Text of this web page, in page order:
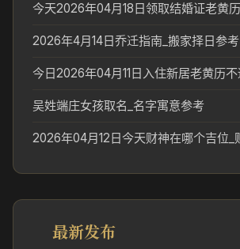
2026年4月14日乔迁指南_搬家择日参考
吴姓端庄女孩取名_名字寓意参考
最新发布